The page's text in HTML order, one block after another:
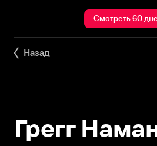
Смотреть 60
Назад
Грегг